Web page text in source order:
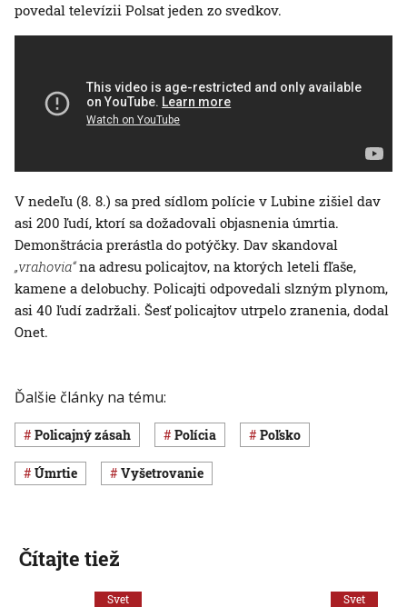
povedal televízii Polsat jeden zo svedkov.
V nedeľu (8. 8.) sa pred sídlom polície v Lubine zišiel dav
asi 200 ľudí, ktorí sa dožadovali objasnenia úmrtia.
Demonštrácia prerástla do potýčky. Dav skandoval
„vrahovia“na adresu policajtov, na ktorých leteli fľaše,
kamene a delobuchy. Policajti odpovedali slzným plynom,
asi 40 ľudí zadržali. Šesť policajtov utrpelo zranenia, dodal
Onet.
Ďalšie články na tému:
policajný zásah polícia Poľsko
úmrtie vyšetrovanie
Čítajte tiež
Svet Svet